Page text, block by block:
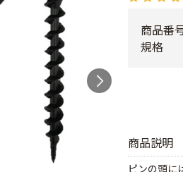
商品説明
ピンの頭に
商品番
規格